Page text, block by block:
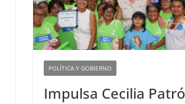
POLÍTICA Y GOBIERNO
Impulsa Cecilia